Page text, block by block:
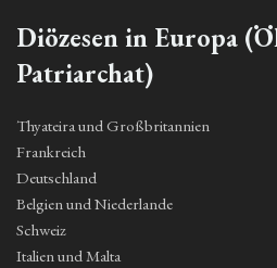
Diözesen in Europa
Patriarchat)
Thyateira und Großbritannien
Frankreich
Deutschland
Belgien und Niederlande
Schweiz
Italien und Malta